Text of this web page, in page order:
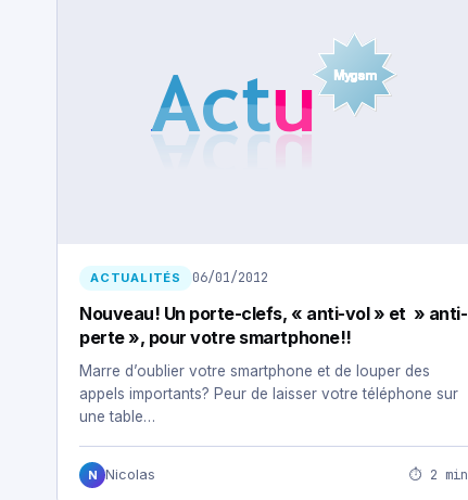
ACTUALITÉS 06/01/2012
Nouveau! Un porte-clefs, « anti-vol » et » anti-
perte », pour votre smartphone!!
Marre d’oublier votre smartphone et de louper des
appels importants? Peur de laisser votre téléphone sur
une table…
N Nicolas ⏱ 2 min